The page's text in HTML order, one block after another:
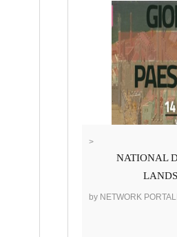
>
NATIONAL
by NETWORK PORTALI